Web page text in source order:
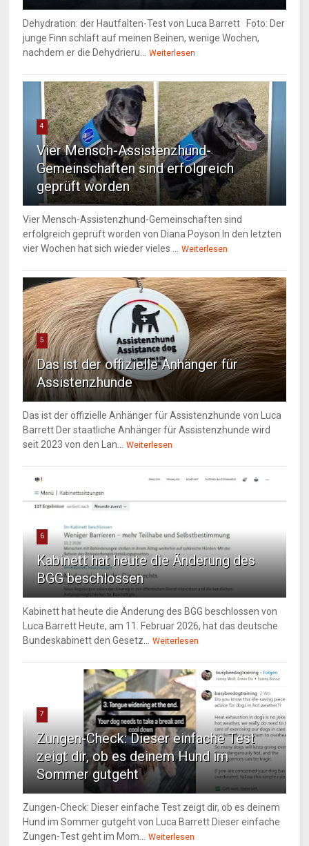
Dehydration: der Hautfalten-Test von Luca Barrett Foto: Der
junge Finn schläft auf meinen Beinen, wenige Wochen,
nachdem er die Dehydrieru... Weiterlesen
4
Vier Mensch-Assistenzhund-
Gemeinschaften sind erfolgreich
geprüft worden
Vier Mensch-Assistenzhund-Gemeinschaften sind
erfolgreich geprüft worden von Diana Poyson In den letzten
vier Wochen hat sich wieder vieles ... Weiterlesen
5
Das ist der offizielle Anhänger für
Assistenzhunde
Das ist der offizielle Anhänger für Assistenzhunde von Luca
Barrett Der staatliche Anhänger für Assistenzhunde wird
seit 2023 von den Lan... Weiterlesen
6
Kabinett hat heute die Änderung des
BGG beschlossen
Kabinett hat heute die Änderung des BGG beschlossen von
Luca Barrett Heute, am 11. Februar 2026, hat das deutsche
Bundeskabinett den Gesetz... Weiterlesen
7
Zungen-Check: Dieser einfache Test
zeigt dir, ob es deinem Hund im
Sommer gutgeht
Zungen-Check: Dieser einfache Test zeigt dir, ob es deinem
Hund im Sommer gutgeht von Luca Barrett Dieser einfache
Zungen-Test geht im Mom... Weiterlesen